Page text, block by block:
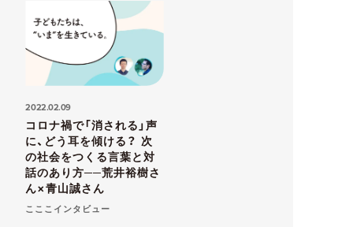
2022.02.09
コロナ禍で「消される」声
に、どう耳を傾ける？ 次
の社会をつくる言葉と対
話のあり方──荒井裕樹さ
ん×青山誠さん
こここインタビュー